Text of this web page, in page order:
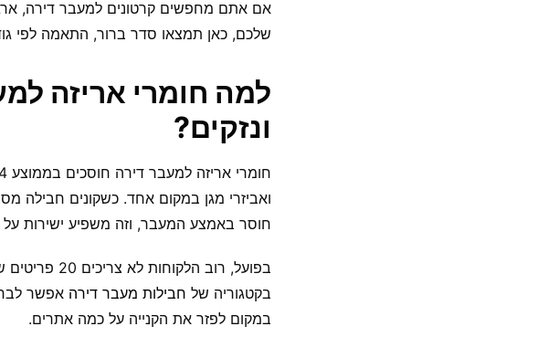
אם אתם מחפשים קרטונים למעבר דירה,
שלכם, כאן תמצאו סדר ברור, התאמה לפי
למה חומרי אריזה
ונזקים?
ואביזרי מגן במקום אחד. כשקונים חבילה
חוסר באמצע המעבר, וזה משפיע ישירות
בפועל, רוב
בקטגוריה של חבילות מעבר דירה אפשר
במקום לפזר את הקנייה על כמה אתרים.